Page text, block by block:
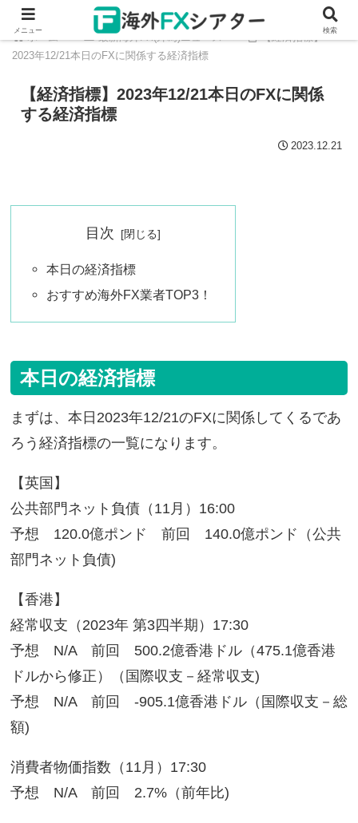
ホーム 最新海外FX(外為)ニュース
【経済指標】
2023年12/21本日のFXに関係する経済指標
【経済指標】2023年12/21本日のFXに関係
する経済指標
2023.12.21
目次
本日の経済指標
おすすめ海外FX業者TOP3！
本日の経済指標
まずは、本日2023年12/21のFXに関係してくるであ
ろう経済指標の一覧になります。
【英国】
公共部門ネット負債（11月）16:00
予想 120.0億ポンド 前回 140.0億ポンド（公共
部門ネット負債)
【香港】
経常収支（2023年 第3四半期）17:30
予想 N/A 前回 500.2億香港ドル（475.1億香港
ドルから修正）（国際収支－経常収支)
予想 N/A 前回 -905.1億香港ドル（国際収支－総
額)
消費者物価指数（11月）17:30
予想 N/A 前回 2.7%（前年比)
メニュー 検索